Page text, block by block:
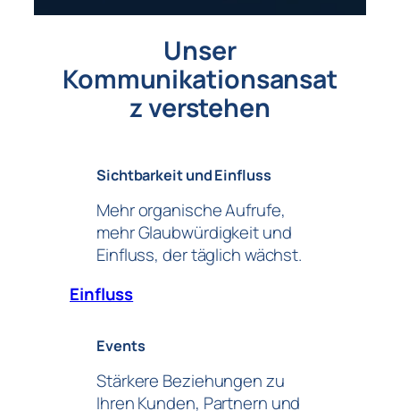
Unser
Kommunikationsansat
z verstehen
Sichtbarkeit und Einfluss
Mehr organische Aufrufe,
mehr Glaubwürdigkeit und
Einfluss, der täglich wächst.
Einfluss
Events
Stärkere Beziehungen zu
Ihren Kunden, Partnern und